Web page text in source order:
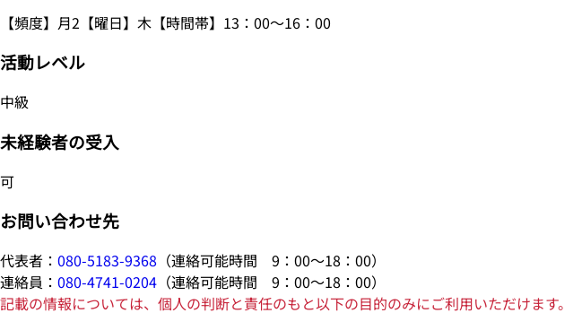
【頻度】月2【曜日】木【時間帯】13：00～16：00
活動レベル
中級
未経験者の受入
可
お問い合わせ先
代表者： 080-5183-9368 （連絡可能時間 9：00～18：00）
連絡員： 080-4741-0204 （連絡可能時間 9：00～18：00）
記載の情報については、個人の判断と責任のもと以下の目的のみにご利用いただけます。